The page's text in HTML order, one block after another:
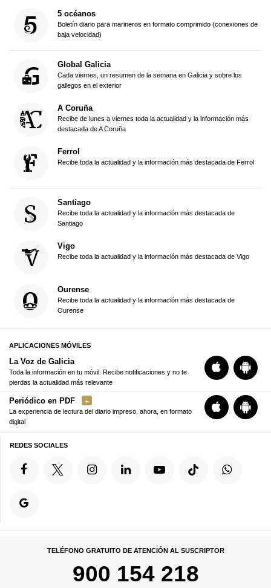
5 océanos
Boletín diario para marineros en formato comprimido (conexiones de
baja velocidad)
Global Galicia
Cada viernes, un resumen de la semana en Galicia y sobre los
gallegos en el exterior
A Coruña
Recibe de lunes a viernes toda la actualidad y la información más
destacada de A Coruña
Ferrol
Recibe toda la actualidad y la información más destacada de Ferrol
Santiago
Recibe toda la actualidad y la información más destacada de
Santiago
Vigo
Recibe toda la actualidad y la información más destacada de Vigo
Ourense
Recibe toda la actualidad y la información más destacada de
Ourense
APLICACIONES MÓVILES
La Voz de Galicia
Toda la información en tu móvil. Recibe notificaciones y no te
pierdas la actualidad más relevante
Periódico en PDF
La experiencia de lectura del diario impreso, ahora, en formato
digital
REDES SOCIALES
TELÉFONO GRATUITO DE ATENCIÓN AL SUSCRIPTOR
900 154 218